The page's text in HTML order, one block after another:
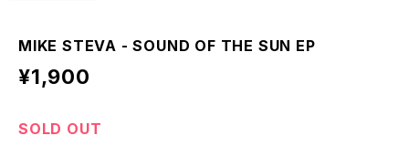
MIKE STEVA - SOUND OF THE SUN EP
¥1,900
SOLD OUT